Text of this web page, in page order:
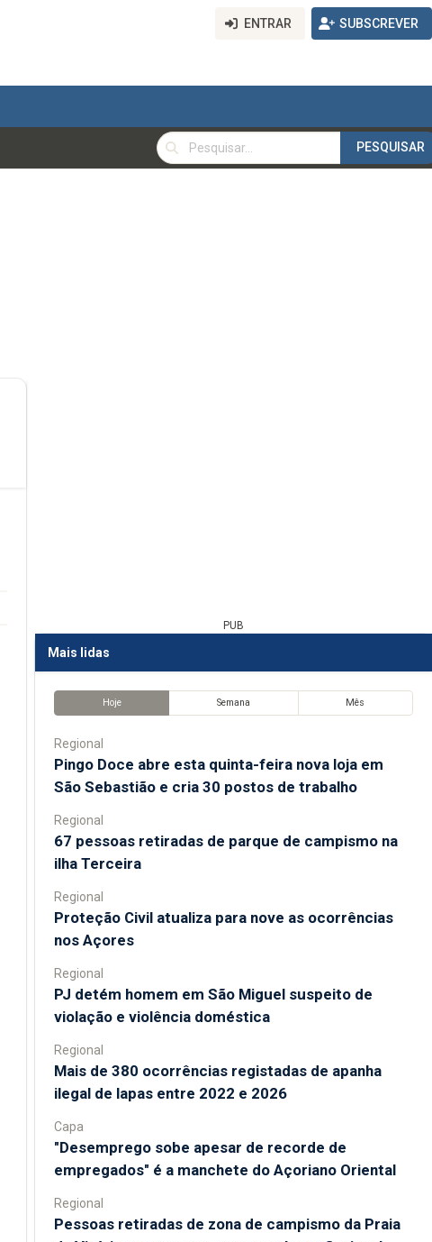
ENTRAR SUBSCREVER
PESQUISAR
PESQUISAR
PUB
Mais lidas
Hoje Semana Mês
Regional
Pingo Doce abre esta quinta-feira nova loja em
São Sebastião e cria 30 postos de trabalho
Regional
67 pessoas retiradas de parque de campismo na
ilha Terceira
Regional
Proteção Civil atualiza para nove as ocorrências
nos Açores
Regional
PJ detém homem em São Miguel suspeito de
violação e violência doméstica
Regional
Mais de 380 ocorrências registadas de apanha
ilegal de lapas entre 2022 e 2026
Capa
"Desemprego sobe apesar de recorde de
empregados" é a manchete do Açoriano Oriental
Regional
Pessoas retiradas de zona de campismo da Praia